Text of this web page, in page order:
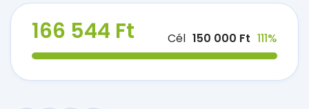
166 544 Ft Cél 150 000 Ft 111%